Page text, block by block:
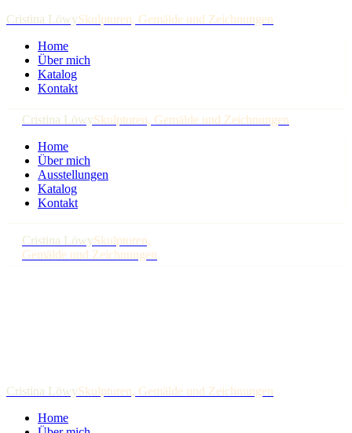
Cristina LöwySkulpturen, Gemälde und Zeichnungen
Home
Über mich
Katalog
Kontakt
Cristina LöwySkulpturen, Gemälde und Zeichnungen
Home
Über mich
Ausstellungen
Katalog
Kontakt
Cristina LöwySkulpturen,
Gemälde und Zeichnungen
Cristina LöwySkulpturen, Gemälde und Zeichnungen
Home